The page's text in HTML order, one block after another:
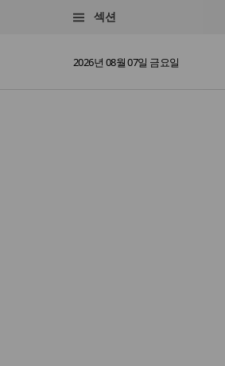
섹션
2026년 08월 07일 금요일